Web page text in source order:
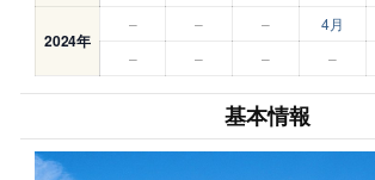
2024年
– – – 4月
–
– – –
基本情報